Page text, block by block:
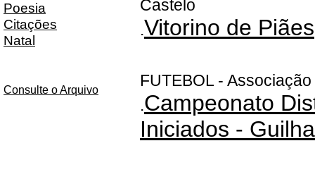
Poesia
Citações
Natal
Consulte o Arquivo
Castelo
.Vitorino de
FUTEBOL -
.Campeonato
Iniciados -